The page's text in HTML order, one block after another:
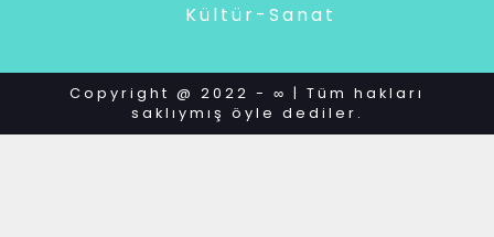
Kültür-Sanat
Copyright @ 2022 - ∞ | Tüm hakları
saklıymış öyle dediler.